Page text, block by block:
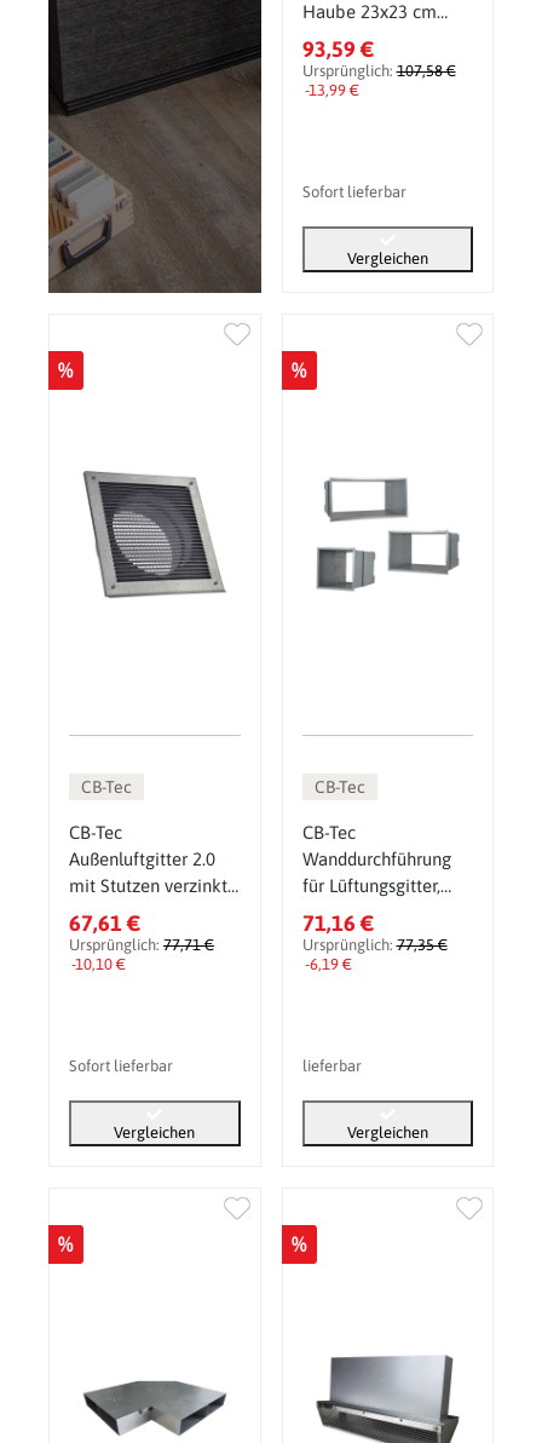
Haube 23x23 cm
Edelstahl
93,59 €
Ursprünglich:107,58 €
-13,99 €
Sofort lieferbar
Vergleichen
%
CB-Tec
CB-Tec
Außenluftgitter 2.0
mit Stutzen verzinkt
23x23 cm
67,61 €
Ursprünglich: 77,71 €
-10,10 €
Sofort lieferbar
Vergleichen
%
CB-Tec
CB-Tec
Wanddurchführung
für Lüftungsgitter,
verstellbar
71,16 €
Ursprünglich:77,35 €
-6,19 €
lieferbar
Vergleichen
% %